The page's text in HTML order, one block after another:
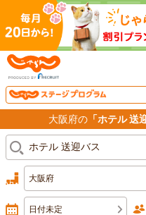
大阪府の「ホテル 送
大阪府
日付未定